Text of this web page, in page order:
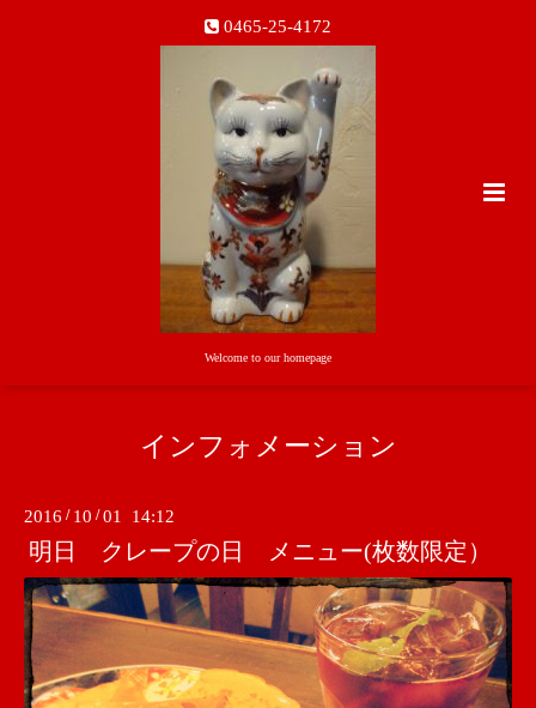
0465-25-4172
Welcome to our homepage
インフォメーション
2016 / 10 /01 14:12
明日 クレープの日 メニュー(枚数限定）